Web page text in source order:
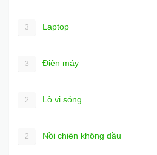
3 Laptop
3 Điện máy
2 Lò vi sóng
2 Nồi chiên không dầu